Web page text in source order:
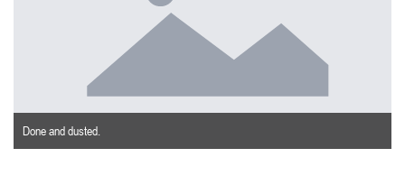
Done and dusted.